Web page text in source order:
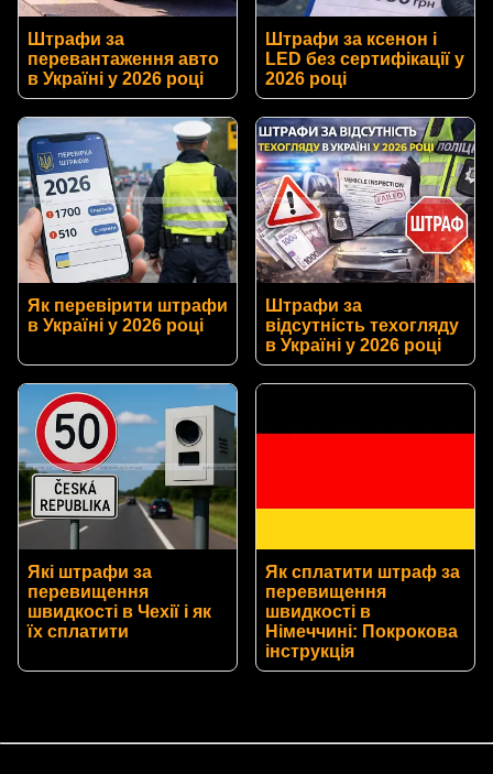
Штрафи за
перевантаження авто
в Україні у 2026 році
Штрафи за ксенон і
LED без сертифікації у
2026 році
Як перевірити штрафи
в Україні у 2026 році
Штрафи за
відсутність техогляду
в Україні у 2026 році
Які штрафи за
перевищення
швидкості в Чехії і як
їх сплатити
Як сплатити штраф за
перевищення
швидкості в
Німеччині: Покрокова
інструкція